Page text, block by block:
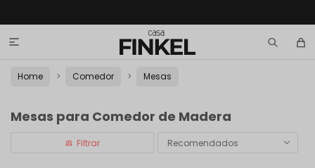

Home Comedor Mesas
Mesas para Comedor de Madera
Recomendados